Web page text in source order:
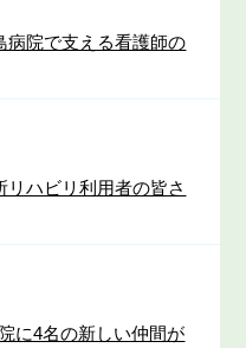
病院で支える看護師の
リハビリ利用者の皆さ
に4名の新しい仲間が